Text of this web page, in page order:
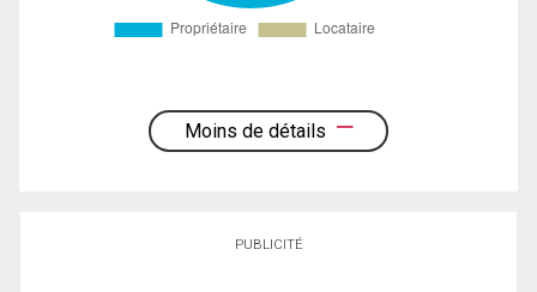
Moins de détails
PUBLICITÉ